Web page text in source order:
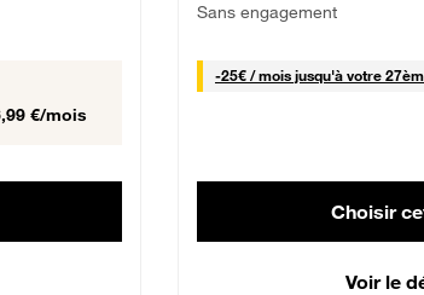
€/mois
Sans engagement
-25€ / mois25 € par mois
jusqu'à votre
Choisir
Voir le